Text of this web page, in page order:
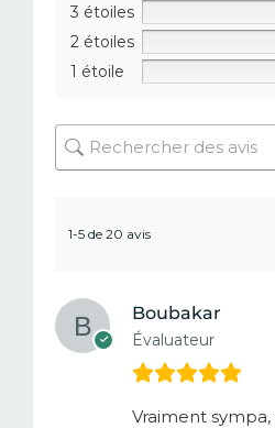
3 étoiles
2 étoiles
1 étoile
1-5 de 20 avis
Boubakar
Évaluateur
Vraiment